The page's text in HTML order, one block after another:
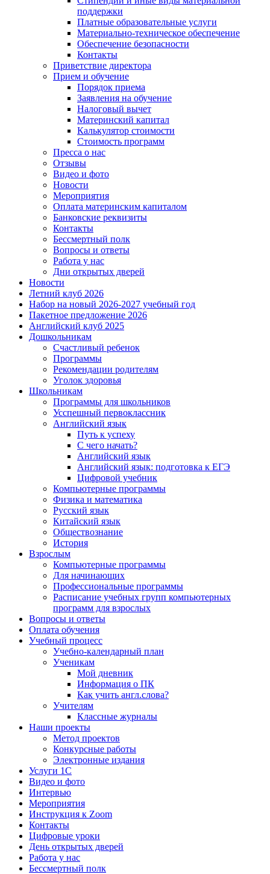
поддержки
Платные образовательные услуги
Материально-техническое обеспечение
Обеспечение безопасности
Контакты
Приветствие директора
Прием и обучение
Порядок приема
Заявления на обучение
Налоговый вычет
Материнский капитал
Калькулятор стоимости
Стоимость программ
Пресса о нас
Отзывы
Видео и фото
Новости
Мероприятия
Оплата материнским капиталом
Банковские реквизиты
Контакты
Бессмертный полк
Вопросы и ответы
Работа у нас
Дни открытых дверей
Новости
Летний клуб 2026
Набор на новый 2026-2027 учебный год
Пакетное предложение 2026
Английский клуб 2025
Дошкольникам
Счастливый ребенок
Программы
Рекомендации родителям
Уголок здоровья
Школьникам
Программы для школьников
Усспешный первоклассник
Английский язык
Путь к успеху
С чего начать?
Английский язык
Английский язык: подготовка к ЕГЭ
Цифровой учебник
Компьютерные программы
Физика и математика
Русский язык
Китайский язык
Обществознание
История
Взрослым
Компьютерные программы
Для начинающих
Профессиональные программы
Расписание учебных групп компьютерных
программ для взрослых
Вопросы и ответы
Оплата обучения
Учебный процесс
Учебно-календарный план
Ученикам
Мой дневник
Информация о ПК
Как учить англ.слова?
Учителям
Классные журналы
Наши проекты
Метод проектов
Конкурсные работы
Электронные издания
Услуги 1C
Видео и фото
Интервью
Мероприятия
Инструкция к Zoom
Контакты
Цифровые уроки
День открытых дверей
Работа у нас
Бессмертный полк